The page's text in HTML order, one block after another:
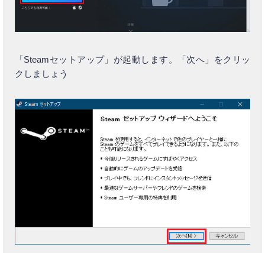
「Steamセットアップ」が起動します。「次へ」をクリッ
クしましょう